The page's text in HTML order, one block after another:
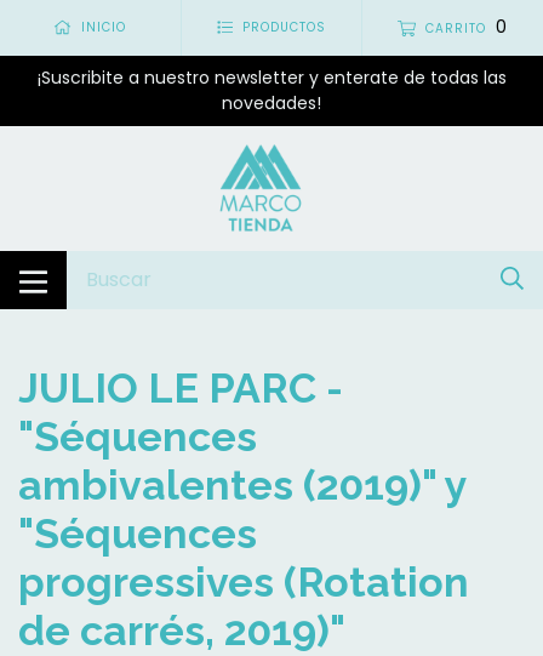
INICIO PRODUCTOS CARRITO 0
¡Suscribite a nuestro newsletter y enterate de todas las
novedades!
JULIO LE PARC -
"Séquences
ambivalentes (2019)" y
"Séquences
progressives (Rotation
de carrés, 2019)"